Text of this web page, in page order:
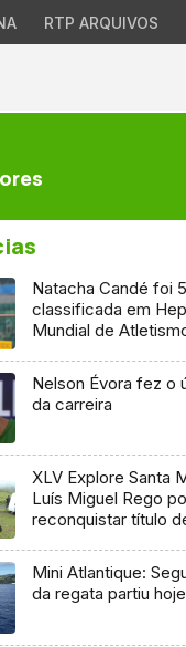
RTP ARQUIVOS
Natacha Candé foi
classificada em
Mundial de
Nelson Évora fez o
da carreira
XLV Explore Santa
Luís Miguel Rego
reconquistar título
Mini Atlantique:
da regata partiu